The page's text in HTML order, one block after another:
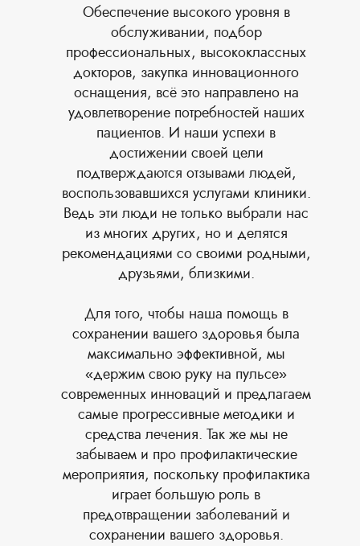
Обеспечение высокого уровня в
обслуживании, подбор
профессиональных, высококлассных
докторов, закупка инновационного
оснащения, всё это направлено на
удовлетворение потребностей наших
пациентов. И наши успехи в
достижении своей цели
подтверждаются отзывами людей,
воспользовавшихся услугами клиники.
Ведь эти люди не только выбрали нас
из многих других, но и делятся
рекомендациями со своими родными,
друзьями, близкими.
Для того, чтобы наша помощь в
сохранении вашего здоровья была
максимально эффективной, мы
«держим свою руку на пульсе»
современных инноваций и предлагаем
самые прогрессивные методики и
средства лечения. Так же мы не
забываем и про профилактические
мероприятия, поскольку профилактика
играет большую роль в
предотвращении заболеваний и
сохранении вашего здоровья.